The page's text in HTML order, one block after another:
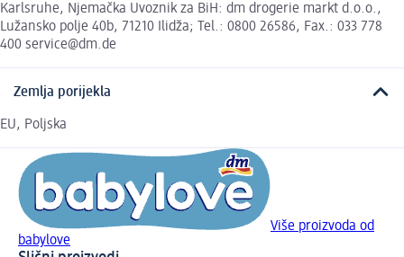
Karlsruhe, Njemačka Uvoznik za BiH: dm drogerie markt d.o.o.,
Lužansko polje 40b, 71210 Ilidža; Tel.: 0800 26586, Fax.: 033 778
400 service@dm.de
Zemlja porijekla
EU, Poljska
Više proizvoda od
babylove